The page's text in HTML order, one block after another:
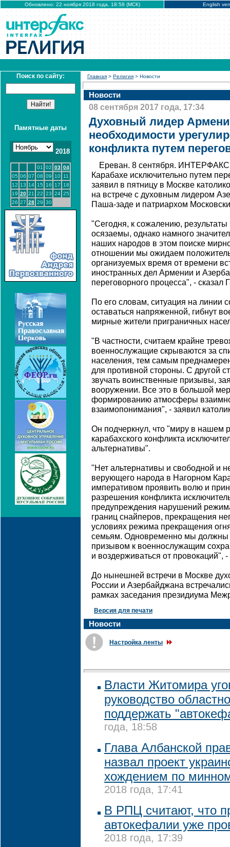
Обновлено: 22 ноября 2018 года, 18:58 (МСК) English
Поиск по сайту:
Памятные даты
2018
01 02 03 04
05 06 07 08 09 10
11
12 13 14 15 16 17
18
19 20 21 22 23 24 25
26 27 28 29 30
Главная > Религия > Новости
Новости
08 сентября 2017 года, 17:34
Духовный лидер
необходимости
конфликта путем
Ереван. 8 сентября. ИНТЕРФАКС
Карабахе исключительно путем
заявил в пятницу в Москве
на встрече с духовным лидером
Паша-заде и патриархом
"Сегодня, к сожалению,
осязаемы, однако намного
наших народов в этом поиске
отношении мы ожидаем
организуемых время от времени
иностранных дел Армении и
переговорного процесса", - сказал
По его словам, ситуация на линии
оставаться напряженной, гибнут
мирные жители приграничных
"В частности, считаем крайне
военнослужащие скрываются за
населения, тем самым
для противной стороны. С другой
звучать воинственные призывы,
вооружении. Все это в большой
формированию атмосферы
взаимопонимания", - заявил
Он подчеркнул, что "миру в нашем
карабахского конфликта
альтернативы".
"Нет альтернативы и свободной и
верующего народа в Нагорном
императивом проявить волю и
разрешения конфликта
предупреждения нарушений
границ снайперов, прекращения
условиях режима прекращения
семьям. Одновременно мы должны
призывом к военнослужащим
и воздерживаться от провокаций", -
До нынешней встречи в Москве
России и Азербайджана
рамках заседания президиума
Версия для печати
Новости
Настройка ленты
Власти Житомира
руководство
поддержать
года, 18:58
Глава Албанской
назвал проект
хождением по
2018 года, 17:41
В РПЦ считают, что
автокефалии уже
2018 года, 17:39